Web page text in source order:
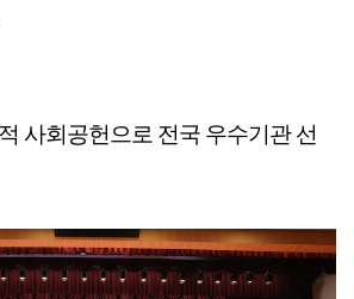
사회공헌으로 전국 우수기관 선